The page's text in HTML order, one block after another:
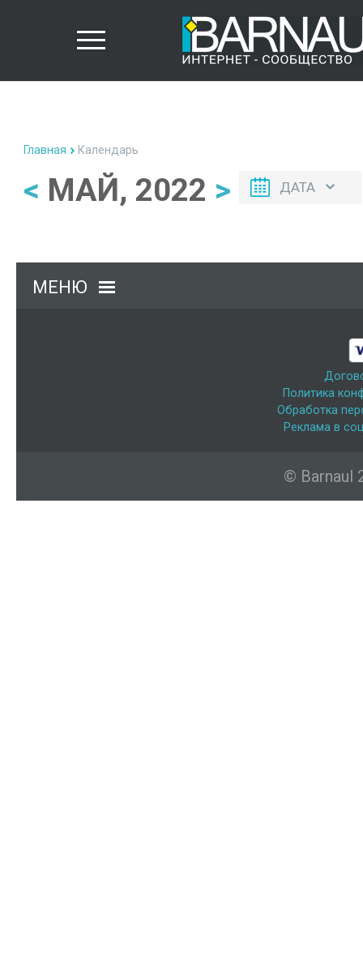
Главная Календарь
< МАЙ, 2022 > ДАТА
МЕНЮ
Политика
Обработка
Реклама в
© Barnaul